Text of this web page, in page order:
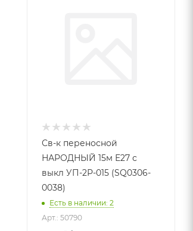
Св-к переносной
НАРОДНЫЙ 15м Е27 с
выкл УП-2Р-015 (SQ0306-
0038)
Есть в наличии: 2
Арт.: 50790